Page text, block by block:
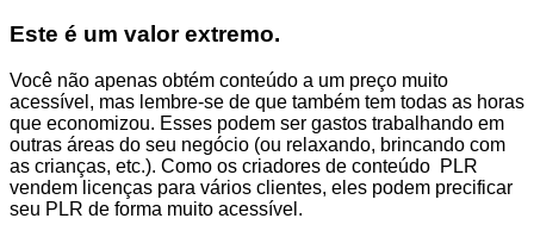
Este é um valor extremo.
Você não apenas obtém conteúdo a um preço muito
acessível, mas lembre-se de que também tem todas as horas
que economizou. Esses podem ser gastos trabalhando em
outras áreas do seu negócio (ou relaxando, brincando com
as crianças, etc.). Como os criadores de conteúdo PLR ​​
vendem licenças para vários clientes, eles podem precificar
seu PLR de forma muito acessível.